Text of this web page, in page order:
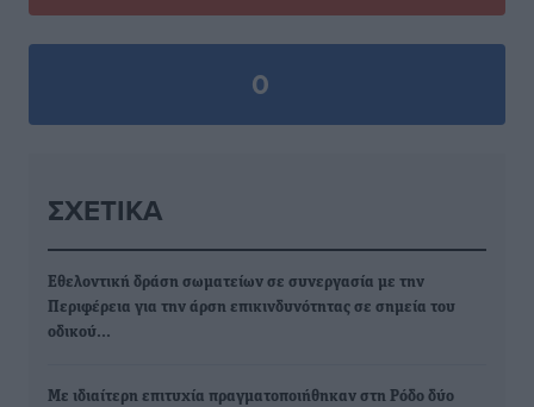
0
ΣΧΕΤΙΚΆ
Εθελοντική δράση σωματείων σε συνεργασία με την
Περιφέρεια για την άρση επικινδυνότητας σε σημεία του
οδικού…
Με ιδιαίτερη επιτυχία πραγματοποιήθηκαν στη Ρόδο δύο